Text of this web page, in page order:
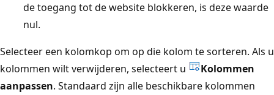
de toegang tot de website blokkeren, is deze waarde
nul.
Selecteer een kolomkop om op die kolom te sorteren. Als u
kolommen wilt verwijderen, selecteert u
Kolommen
aanpassen. Standaard zijn alle beschikbare kolommen